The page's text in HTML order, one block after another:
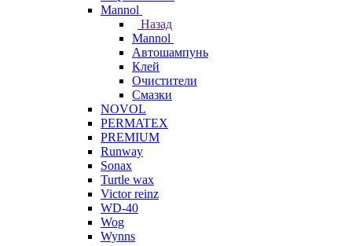
Mannol
Назад
Mannol
Автошампунь
Клей
Очистители
Смазки
NOVOL
PERMATEX
PREMIUM
Runway
Sonax
Turtle wax
Victor reinz
WD-40
Wog
Wynns